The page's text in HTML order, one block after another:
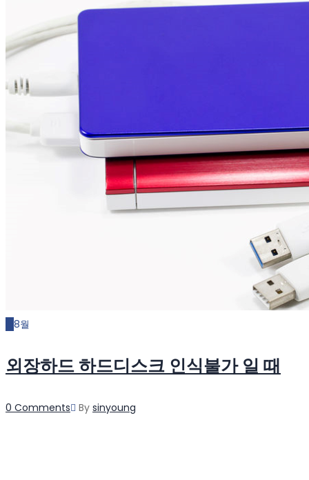
8월
외장하드 하드디스크 인식불가 일 때
0 Comments By Author
sinyoung